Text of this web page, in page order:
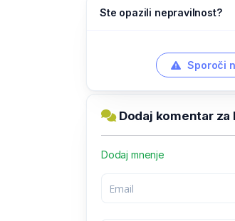
Ste opazili nepravilnost?
Sporoči
Dodaj komentar za
Dodaj mnenje